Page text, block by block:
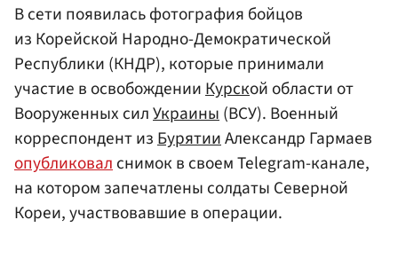
В сети появилась фотография бойцов
из Корейской Народно-Демократической
Республики (КНДР), которые принимали
участие в освобожденииКурской области от
Вооруженных силУкраины(ВСУ). Военный
корреспондент изБурятииАлександр Гармаев
опубликовалснимок в своем Telegram-канале,
на котором запечатлены солдаты Северной
Кореи, участвовавшие в операции.